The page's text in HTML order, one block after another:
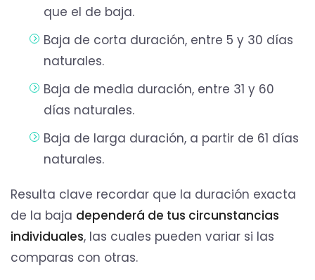
que el de baja.
Baja de corta duración, entre 5 y 30 días
naturales.
Baja de media duración, entre 31 y 60
días naturales.
Baja de larga duración, a partir de 61 días
naturales.
Resulta clave recordar que la duración exacta
de la baja dependerá de tus circunstancias
individuales, las cuales pueden variar si las
comparas con otras.